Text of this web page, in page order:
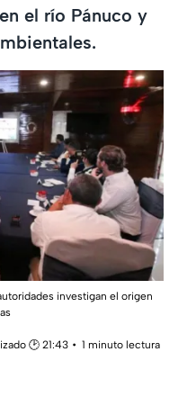
el río Pánuco y
investigan el origen
🕑 21:43
1 minuto lectura